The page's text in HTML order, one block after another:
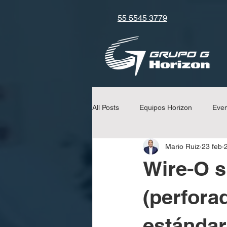
55 5545 3779
All Posts Equipos Horizon
Consejos y Tips Equipos
Wire-O
Mario Ruiz 23 feb